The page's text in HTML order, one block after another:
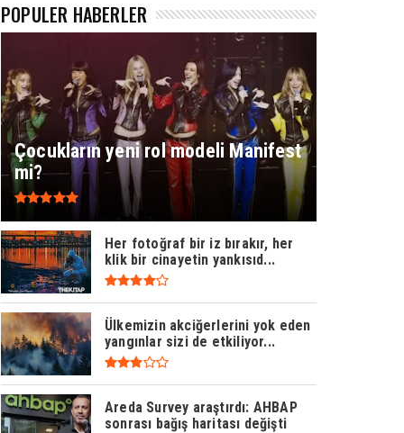
POPÜLER HABERLER
Çocukların yeni rol modeli Manifest
mi?
Her fotoğraf bir iz bırakır, her
klik bir cinayetin yankısıd...
Ülkemizin akciğerlerini yok eden
yangınlar sizi de etkiliyor...
Areda Survey araştırdı: AHBAP
sonrası bağış haritası değişti